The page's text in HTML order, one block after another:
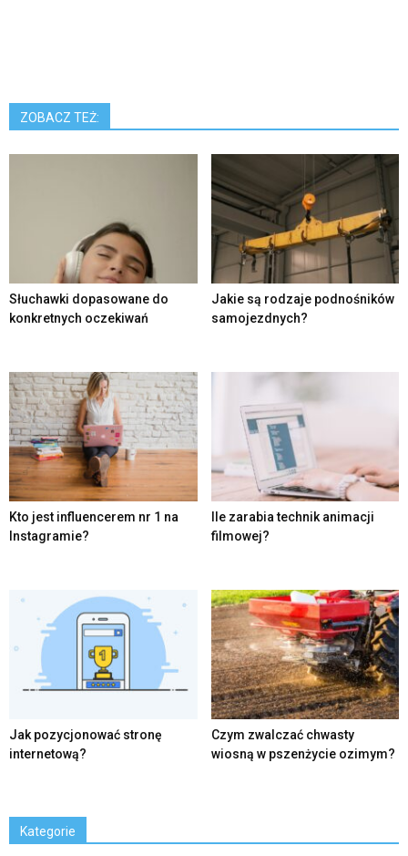
ZOBACZ TEŻ:
Słuchawki dopasowane do
konkretnych oczekiwań
Jakie są rodzaje podnośników
samojezdnych?
Kto jest influencerem nr 1 na
Instagramie?
Ile zarabia technik animacji
filmowej?
Jak pozycjonować stronę
internetową?
Czym zwalczać chwasty
wiosną w pszenżycie ozimym?
Kategorie